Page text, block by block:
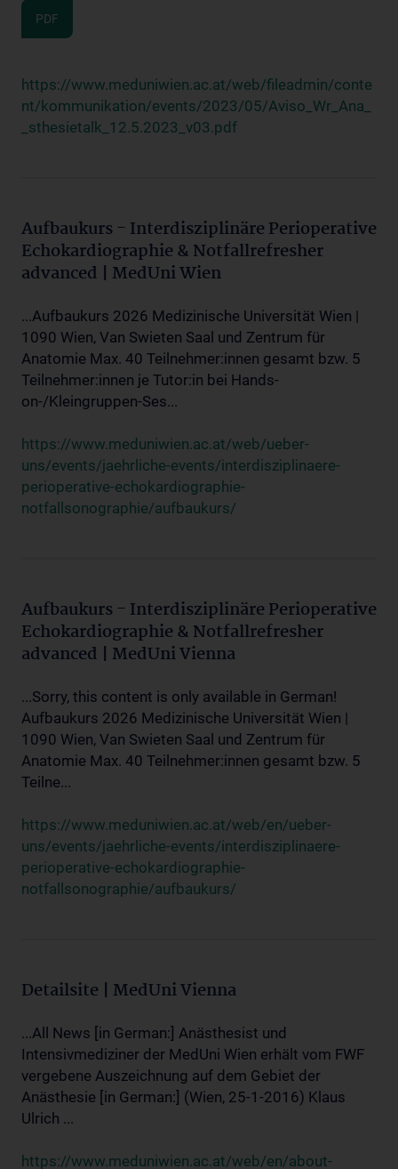
PDF
https://www.meduniwien.ac.at/web/fileadmin/conte
nt/kommunikation/events/2023/05/Aviso_Wr_Ana_
_sthesietalk_12.5.2023_v03.pdf
Aufbaukurs - Interdisziplinäre Perioperative
Echokardiographie & Notfallrefresher
advanced | MedUni Wien
...Aufbaukurs 2026 Medizinische Universität Wien |
1090 Wien, Van Swieten Saal und Zentrum für
Anatomie Max. 40 Teilnehmer:innen gesamt bzw. 5
Teilnehmer:innen je Tutor:in bei Hands-
on-/Kleingruppen-Ses...
https://www.meduniwien.ac.at/web/ueber-
uns/events/jaehrliche-events/interdisziplinaere-
perioperative-echokardiographie-
notfallsonographie/aufbaukurs/
Aufbaukurs - Interdisziplinäre Perioperative
Echokardiographie & Notfallrefresher
advanced | MedUni Vienna
...Sorry, this content is only available in German!
Aufbaukurs 2026 Medizinische Universität Wien |
1090 Wien, Van Swieten Saal und Zentrum für
Anatomie Max. 40 Teilnehmer:innen gesamt bzw. 5
Teilne...
https://www.meduniwien.ac.at/web/en/ueber-
uns/events/jaehrliche-events/interdisziplinaere-
perioperative-echokardiographie-
notfallsonographie/aufbaukurs/
Detailsite | MedUni Vienna
...All News [in German:] Anästhesist und
Intensivmediziner der MedUni Wien erhält vom FWF
vergebene Auszeichnung auf dem Gebiet der
Anästhesie [in German:] (Wien, 25-1-2016) Klaus
Ulrich ...
https://www.meduniwien.ac.at/web/en/about-